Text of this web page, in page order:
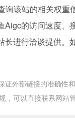
询该站的相关权重
的访问速度
进行洽谈提供。
外部链接的准确
可以直接联系网站